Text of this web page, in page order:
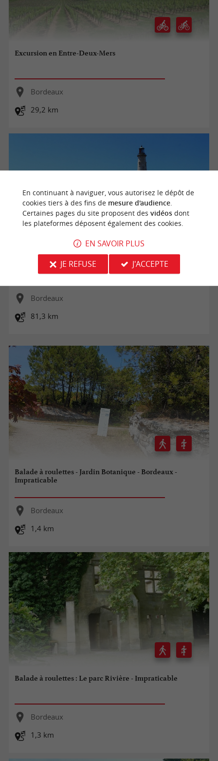
Excursion en Entre-Deux-Mers
Bordeaux
29,2 km
La Vélodyssée - De la Pointe de Grave à Lacanau Océan
Bordeaux
81,3 km
Balade à roulettes - Jardin Botanique - Bordeaux -
Impraticable
Bordeaux
1,4 km
Balade à roulettes : Le parc Rivière - Impraticable
Bordeaux
1,3 km
En continuant à naviguer, vous autorisez le dépôt de
cookies tiers à des fins de mesure d'audience.
Certaines pages du site proposent des vidéosdont
les plateformes déposent également des cookies.
EN SAVOIR PLUS
JE REFUSE
J'ACCEPTE